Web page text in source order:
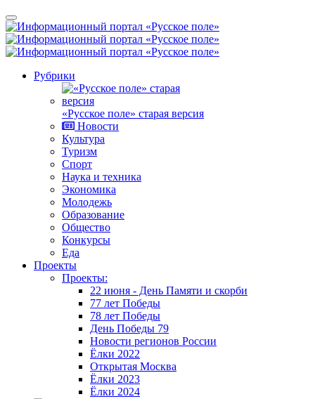
Рубрики
«Русское поле» старая версия
Новости
Культура
Туризм
Спорт
Наука и техника
Экономика
Молодежь
Образование
Общество
Конкурсы
Еда
Проекты
Проекты:
22 июня - День Памяти и скорби
77 лет Победы
78 лет Победы
День Победы 79
Новости регионов России
Ёлки 2022
Открытая Москва
Ёлки 2023
Ёлки 2024